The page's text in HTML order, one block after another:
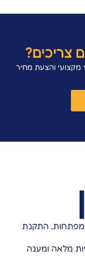
צריכים?
מקצועי והצעת מחיר
מפתחות, התקנת
מלאה ומענה